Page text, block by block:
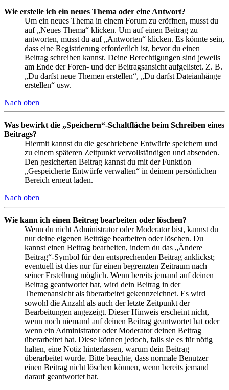
Wie erstelle ich ein neues Thema oder eine Antwort?
Um ein neues Thema in einem Forum zu eröffnen, musst du
auf „Neues Thema“ klicken. Um auf einen Beitrag zu
antworten, musst du auf „Antworten“ klicken. Es könnte sein,
dass eine Registrierung erforderlich ist, bevor du einen
Beitrag schreiben kannst. Deine Berechtigungen sind jeweils
am Ende der Foren- und der Beitragsansicht aufgelistet. Z. B.
„Du darfst neue Themen erstellen“, „Du darfst Dateianhänge
erstellen“ usw.
Nach oben
Was bewirkt die „Speichern“-Schaltfläche beim Schreiben eines
Beitrags?
Hiermit kannst du die geschriebene Entwürfe speichern und
zu einem späteren Zeitpunkt vervollständigen und absenden.
Den gesicherten Beitrag kannst du mit der Funktion
„Gespeicherte Entwürfe verwalten“ in deinem persönlichen
Bereich erneut laden.
Nach oben
Wie kann ich einen Beitrag bearbeiten oder löschen?
Wenn du nicht Administrator oder Moderator bist, kannst du
nur deine eigenen Beiträge bearbeiten oder löschen. Du
kannst einen Beitrag bearbeiten, indem du das „Ändere
Beitrag“-Symbol für den entsprechenden Beitrag anklickst;
eventuell ist dies nur für einen begrenzten Zeitraum nach
seiner Erstellung möglich. Wenn bereits jemand auf deinen
Beitrag geantwortet hat, wird dein Beitrag in der
Themenansicht als überarbeitet gekennzeichnet. Es wird
sowohl die Anzahl als auch der letzte Zeitpunkt der
Bearbeitungen angezeigt. Dieser Hinweis erscheint nicht,
wenn noch niemand auf deinen Beitrag geantwortet hat oder
wenn ein Administrator oder Moderator deinen Beitrag
überarbeitet hat. Diese können jedoch, falls sie es für nötig
halten, eine Notiz hinterlassen, warum dein Beitrag
überarbeitet wurde. Bitte beachte, dass normale Benutzer
einen Beitrag nicht löschen können, wenn bereits jemand
darauf geantwortet hat.